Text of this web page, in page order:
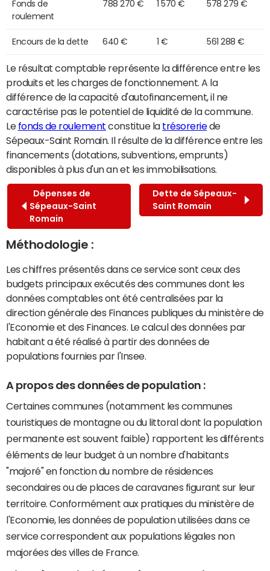
Fonds de
roulement
788 270 € 1 570 € 578 279 €
Encours de la dette 640 € 1 € 561 288 €
Le résultat comptable représente la différence entre les
produits et les charges de fonctionnement. A la
différence de la capacité d'autofinancement, il ne
caractérise pas le potentiel de liquidité de la commune.
Le fonds de roulement constitue la trésoreriede
Sépeaux-Saint Romain. Il résulte de la différence entre les
financements (dotations, subventions, emprunts)
disponibles à plus d'un an et les immobilisations.
Dépenses de
Sépeaux-Saint
Romain
Dette de Sépeaux-
Saint Romain
Méthodologie :
Les chiffres présentés dans ce service sont ceux des
budgets principaux exécutés des communes dont les
données comptables ont été centralisées par la
direction générale des Finances publiques du ministère de
l'Economie et des Finances. Le calcul des données par
habitant a été réalisé à partir des données de
populations fournies par l'Insee.
A propos des données de population :
Certaines communes (notamment les communes
touristiques de montagne ou du littoral dont la population
permanente est souvent faible) rapportent les différents
éléments de leur budget à un nombre d'habitants
"majoré" en fonction du nombre de résidences
secondaires ou de places de caravanes figurant sur leur
territoire. Conformément aux pratiques du ministère de
l'Economie, les données de population utilisées dans ce
service correspondent aux populations légales non
majorées des villes de France.